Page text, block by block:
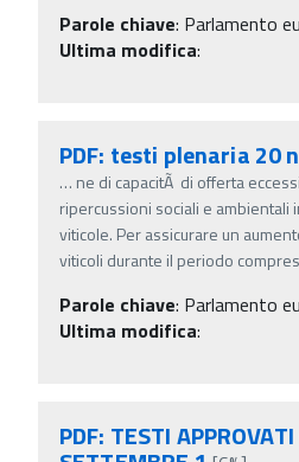
Parole chiave: Parlamento
Ultima modifica:
PDF: testi plenaria 20
… ne di capacitÃ di offerta
ripercussioni sociali e ambientali
viticole. Per assicurare un
viticoli durante il periodo compres
Parole chiave: Parlamento
Ultima modifica:
PDF: TESTI